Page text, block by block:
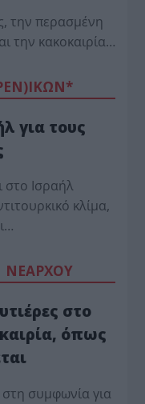
την περασμένη
την κακοκαιρία…
για τους
στο Ισραήλ
κλίμα,
ΝΕΑΡΧΟΥ
στο
όπως
συμφωνία για